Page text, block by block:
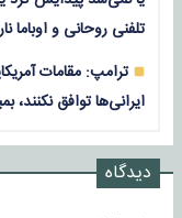
تلفنی روحانی و اوباما
ترامپ: مقامات
ایرانی‌ها توافق نکنند،
دیدگاه